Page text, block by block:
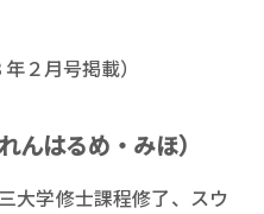
２月号掲載）
んはるめ・みほ）
大学修士課程修了、スウ